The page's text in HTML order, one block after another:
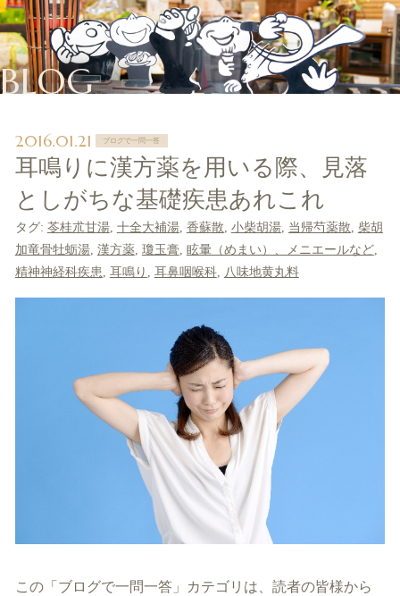
BLOG
2016.01.21 ブログで一問一答
耳鳴りに漢方薬を用いる際、見落
としがちな基礎疾患あれこれ
タグ: 苓桂朮甘湯, 十全大補湯, 香蘇散, 小柴胡湯, 当帰芍薬散, 柴胡
加竜骨牡蛎湯, 漢方薬, 瓊玉膏, 眩暈（めまい）、メニエールなど,
精神神経科疾患, 耳鳴り , 耳鼻咽喉科, 八味地黄丸料
この「ブログで一問一答」カテゴリは、読者の皆様から